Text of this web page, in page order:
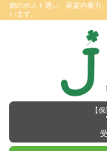
娘のホスト通い、家庭内暴力
います。
【